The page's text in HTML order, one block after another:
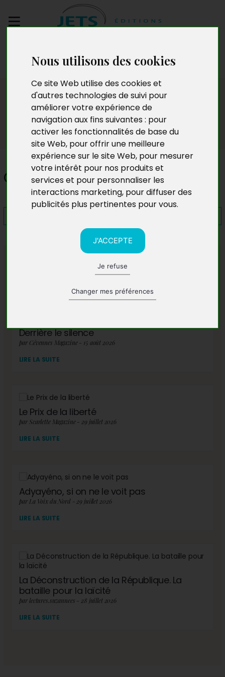
Nous utilisons des cookies
Ce site Web utilise des cookies et
d'autres technologies de suivi pour
améliorer votre expérience de
navigation aux fins suivantes : pour
activer les fonctionnalités de base du
site Web, pour offrir une meilleure
expérience sur le site Web, pour mesurer
votre intérêt pour nos produits et
services et pour personnaliser les
interactions marketing, pour diffuser des
publicités plus pertinentes pour vous.
J'ACCEPTE
Je refuse
Changer mes préférences
manuscrit
Presse
Ce qu'il reste des autres
A lire également
Derrière le silence
par Cévennes Magazine - 15 août 2026
LIRE LA SUITE
Le Prix de la liberté
par Scarlette Magazine - 29 juillet 2026
LIRE LA SUITE
Adyayéno, si on ne le voit pas
par La Voix du Nord - 29 juillet 2026
LIRE LA SUITE
La Déconstruction de la République. La
bataille pour la laïcité
par lectures.suzannees - 28 juillet 2026
LIRE LA SUITE